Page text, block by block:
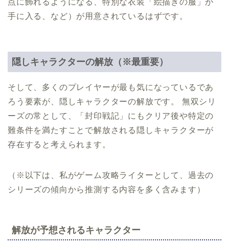
点に飾れるようになる、特別な衣装「絵描きの服」が
手に入る、など）が用意されているはずです。
隠しキャラクターの解放（※最重要）
そして、多くのプレイヤーが最も気になっているであ
ろう要素が、隠しキャラクターの解放です。 無双シリ
ーズの常として、「封印戦記」にもクリア後や特定の
難条件を満たすことで解放される隠しキャラクターが
存在すると考えられます。
（※以下は、私がゲーム攻略ライターとして、過去の
シリーズの傾向から推測する内容を多く含みます）
解放が予想されるキャラクター